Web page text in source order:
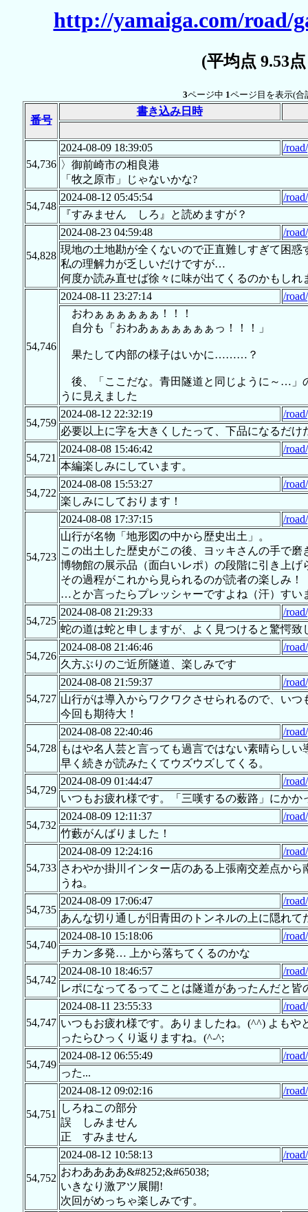
http://yamaiga.com/road/
(平均点 9.53
3ページ中 1ページ目を表示(合
番号
書き込み日時
54,736
2024-08-09 18:39:05
/
〉御前崎市の相良港
「牧之原市」じゃないかな?
54,748
2024-08-12 05:45:54
/
『すみません しろ』と読めますが？
54,828
2024-08-23 04:59:48
/
現地の土地勘が全くないので正直難しすぎて困惑
私の理解力が乏しいだけですが…
何度か読み直せば徐々に味が出てくるのかもし
54,746
2024-08-11 23:27:14
/
おわぁぁぁぁぁぁ！！！
自分も「おわあぁぁぁぁぁぁっ！！！」
果たして内部の様子はいかに………？
後、「ここだな。青田隧道と同じように～…」
うに見えました
54,759
2024-08-12 22:32:19
/
必要以上に字を大きくしたって、下品になるだけ
54,721
2024-08-08 15:46:42
/
本編楽しみにしています。
54,722
2024-08-08 15:53:27
/
楽しみにしております！
54,723
2024-08-08 17:37:15
/
山行が名物「地形図の中から歴史出土」。
この出土した歴史がこの後、ヨッキさんの手で
博物館の展示品（面白いレポ）の段階に引き上げ
その過程がこれから見られるのが読者の楽しみ！
…とか言ったらプレッシャーですよね（汗）すい
54,725
2024-08-08 21:29:33
/
蛇の道は蛇と申しますが、よく見つけると驚愕致
54,726
2024-08-08 21:46:46
/
久方ぶりのご近所隧道、楽しみです
54,727
2024-08-08 21:59:37
/
山行がは導入からワクワクさせられるので、い
今回も期待大！
54,728
2024-08-08 22:40:46
/
もはや名人芸と言っても過言ではない素晴らしい
早く続きが読みたくてウズウズしてくる。
54,729
2024-08-09 01:44:47
/
いつもお疲れ様です。「三嘆するの薮路」にかか
54,732
2024-08-09 12:11:37
/
竹藪がんばりました！
54,733
2024-08-09 12:24:16
/
さわやか掛川インター店のある上張南交差点か
うね。
54,735
2024-08-09 17:06:47
/
あんな切り通しが旧青田のトンネルの上に隠れて
54,740
2024-08-10 15:18:06
/
チカン多発… 上から落ちてくるのかな
54,742
2024-08-10 18:46:57
/
レポになってるってことは隧道があったんだと
54,747
2024-08-11 23:55:33
/
いつもお疲れ様です。ありましたね。(^^) よも
ったらひっくり返りますね。(^-^;
54,749
2024-08-12 06:55:49
/
った...
54,751
2024-08-12 09:02:16
/
しろねこの部分
誤 しみません
正 すみません
54,752
2024-08-12 10:58:13
/
おわああああ&#8252;&#65038;
いきなり激アツ展開!
次回がめっちゃ楽しみです。